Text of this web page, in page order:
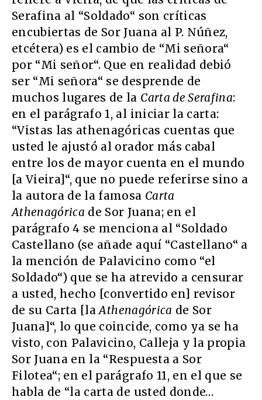
Serafina al “Soldado“ son críticas
encubiertas de Sor Juana al P. Núñez,
etcétera) es el cambio de “Mi señora“
por “Mi señor“. Que en realidad debió
ser “Mi señora“ se desprende de
muchos lugares de la Carta de Serafina:
en el parágrafo 1, al iniciar la carta:
“Vistas las athenagóricas cuentas que
usted le ajustó al orador más cabal
entre los de mayor cuenta en el mundo
[a Vieira]“, que no puede referirse sino a
la autora de la famosa Carta
Athenagórica de Sor Juana; en el
parágrafo 4 se menciona al “Soldado
Castellano (se añade aquí “Castellano“ a
la mención de Palavicino como “el
Soldado“) que se ha atrevido a censurar
a usted, hecho [convertido en] revisor
de su Carta [laAthenagórica de Sor
Juana]“, lo que coincide, como ya se ha
visto, con Palavicino, Calleja y la propia
Sor Juana en la “Respuesta a Sor
Filotea“; en el parágrafo 11, en el que se
habla de “la carta de usted donde…